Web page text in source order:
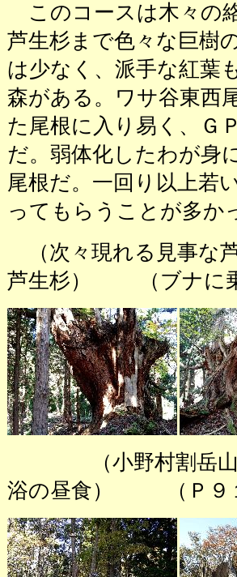
このコースは木々の
芦生杉まで色々な巨樹
は少なく、派手な紅葉
森がある。ワサ谷東西
た尾根に入り易く、Ｇ
だ。弱体化したわが身
尾根だ。一回り以上若
ってもらうことが多か
（次々現れる見事な
芦生杉） （ブナに乗
（小野村割岳
浴の昼食） （Ｐ９１